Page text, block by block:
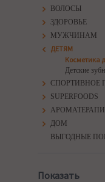
ВОЛОСЫ
ЗДОРОВЬЕ
МУЖЧИНАМ
ДЕТЯМ
Косметика
Детские
СПОРТИВНОЕ
SUPERFOODS
ДОМ
ВЫГОДНЫЕ
Показать